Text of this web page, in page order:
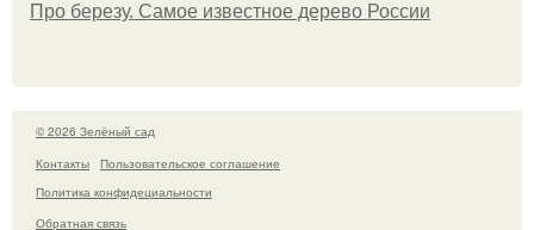
Про березу. Самое известное дерево России
© 2026 Зелёный сад
Контакты
Пользовательское соглашение
Политика конфидециальности
Обратная связь